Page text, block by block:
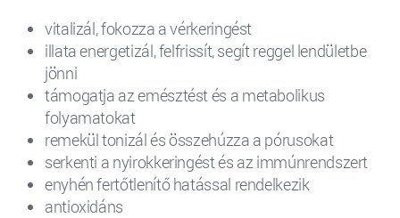
vitalizál, fokozza a vérkeringést
illata energetizál, felfrissít, segít reggel lendületbe
jönni
támogatja az emésztést és a metabolikus
folyamatokat
remekül tonizál és összehúzza a pórusokat
serkenti a nyirokkeringést és az immúnrendszert
enyhén fertőtlenítő hatással rendelkezik
antioxidáns